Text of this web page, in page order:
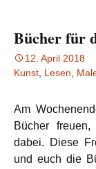
Bücher für
12. April 2018
Kunst Lesen
Am
Bücher
dabei. Diese
und euch die